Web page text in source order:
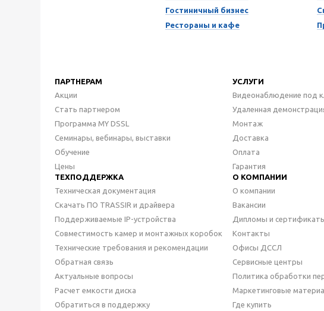
Гостиничный бизнес
Рестораны и кафе
ПАРТНЕРАМ
Акции
Стать партнером
Программа MY DSSL
Семинары, вебинары, выставки
Обучение
Цены
УСЛУГИ
Видеонаблюдение под
Удаленная
Монтаж
Доставка
Оплата
Гарантия
ТЕХПОДДЕРЖКА
Техническая документация
Скачать ПО TRASSIR и драйвера
Поддерживаемые IP-устройства
Совместимость камер и монтажных коробок
Технические требования и рекомендации
Обратная связь
Актуальные вопросы
Расчет емкости диска
Обратиться в поддержку
О КОМПАНИИ
О компании
Вакансии
Дипломы и
Контакты
Офисы ДССЛ
Сервисные центры
Политика обработки
Маркетинговые
Где купить